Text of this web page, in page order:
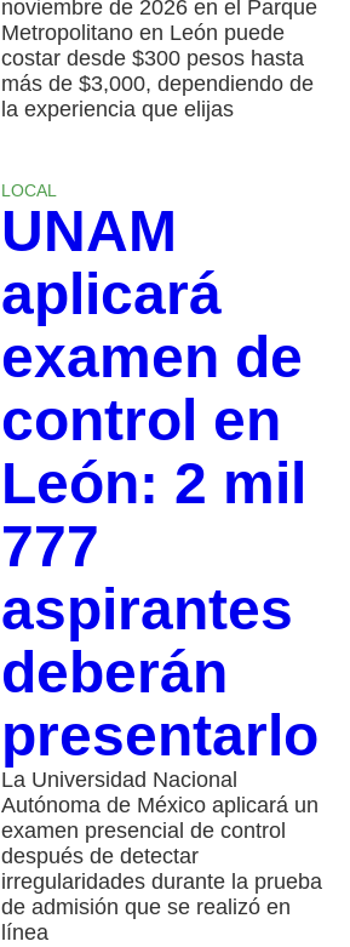
noviembre de 2026 en el Parque
Metropolitano en León puede
costar desde $300 pesos hasta
más de $3,000, dependiendo de
la experiencia que elijas
LOCAL
UNAM
aplicará
examen de
control en
León: 2 mil
777
aspirantes
deberán
presentarlo
La Universidad Nacional
Autónoma de México aplicará un
examen presencial de control
después de detectar
irregularidades durante la prueba
de admisión que se realizó en
línea